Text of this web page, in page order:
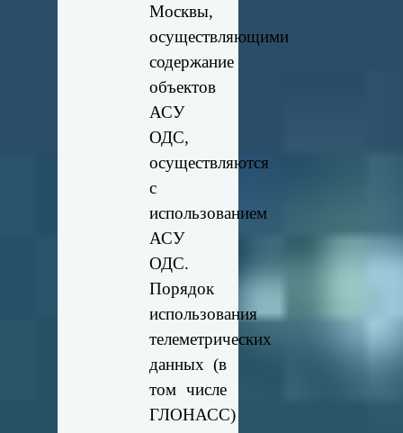
Москвы,
осуществляющими
содержание
объектов
АСУ
ОДС,
осуществляются
с
использованием
АСУ
ОДС.
Порядок
использования
телеметрических
данных (в
том числе
ГЛОНАСС)